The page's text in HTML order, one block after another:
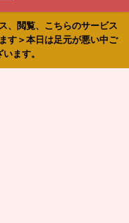
、閲覧、こちらのサービス
す＞本日は足元が悪い中ご
ます。